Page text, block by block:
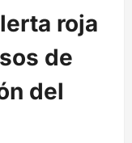
roja
de
del